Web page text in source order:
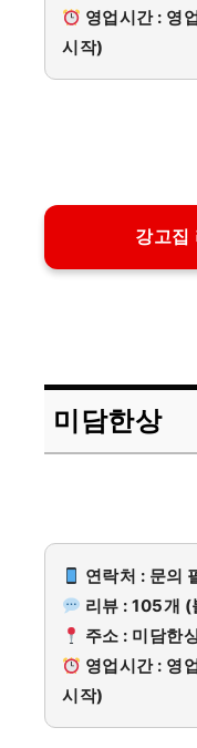
영업시간 : 영
시작)
강고집
미담한상
연락처 : 문의
리뷰 : 105개
주소 : 미담한
영업시간 : 영
시작)